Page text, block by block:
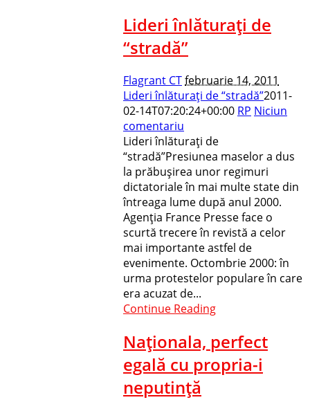
Lideri înlăturaţi de
“stradă”
Flagrant CTfebruarie 14, 2011
Lideri înlăturaţi de “stradă”2011-
02-14T07:20:24+00:00 RP Niciun
comentariu
Lideri înlăturaţi de
“stradă”Presiunea maselor a dus
la prăbuşirea unor regimuri
dictatoriale în mai multe state din
întreaga lume după anul 2000.
Agenţia France Presse face o
scurtă trecere în revistă a celor
mai importante astfel de
evenimente. Octombrie 2000: în
urma protestelor populare în care
era acuzat de...
Continue Reading
Naţionala, perfect
egală cu propria-i
neputinţă